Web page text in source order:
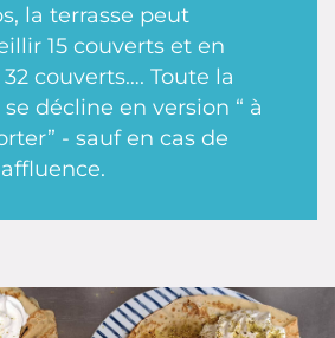
la terrasse peut
15 couverts et en
couverts…. Toute la
décline en version “ à
- sauf en cas de